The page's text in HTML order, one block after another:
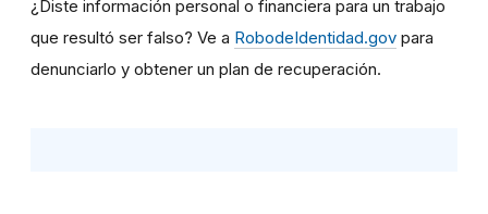
¿Diste información personal o financiera para un trabajo
que resultó ser falso? Ve a RobodeIdentidad.gov para
denunciarlo y obtener un plan de recuperación.